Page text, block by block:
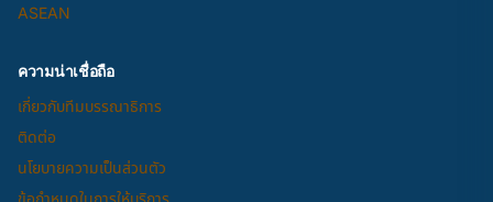
ASEAN
ความน่าเชื่อถือ
เกี่ยวกับทีมบรรณาธิการ
ติดต่อ
นโยบายความเป็นส่วนตัว
ข้อกำหนดในการให้บริการ